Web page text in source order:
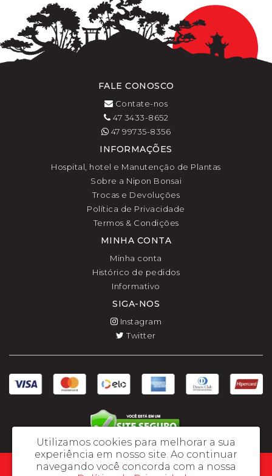
FALE CONOSCO
Contate-nos
47 3433-8652
47 99735-8356
INFORMAÇÕES
Hospital, hotel e Manutenção de Plantas
Sobre a Nipon Bonsai
Trocas e Devoluções
Política de Privacidade
Termos & Condições
MINHA CONTA
Minha conta
Histórico de pedidos
Informativo
SIGA-NOS
Instagram
Twitter
Regina Tamae Tomita ME - CNPJ: 03.241.608/0001-04
Utilizamos cookies para melhorar a sua
experiência em nosso site. Ao continuar
navegando você concorda com a nossa